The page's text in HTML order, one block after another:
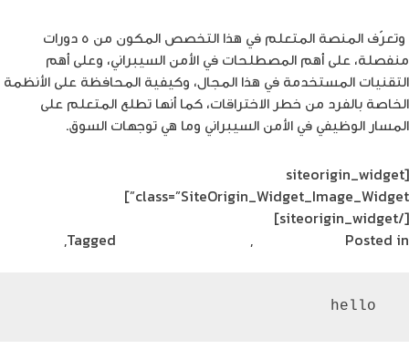
وتعرّف المنصة المتعلم في هذا التخصص المكون من ٥ دورات
منفصلة، على أهم المصطلحات في الأمن السيبراني، وعلى أهم
التقنيات المستخدمة في هذا المجال، وكيفية المحافظة على الأنظمة
الخاصة بالفرد من خطر الاختراقات، كما أنها تطلع المتعلم على
المسار الوظيفي في الأمن السيبراني وما هي توجهات السوق.
[siteorigin_widget
class=”SiteOrigin_Widget_Image_Widget”]
[/siteorigin_widget]
Posted in
,
Tagged
,